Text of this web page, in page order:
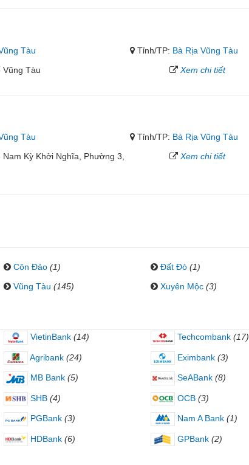
Tàu Tỉnh/TP: Bà Rịa Vũng Tàu
Tàu
Xem chi tiết
Tàu Tỉnh/TP: Bà Rịa Vũng Tàu
Kỳ Khởi Nghĩa, Phường 3,
Xem chi tiết
Côn Đảo (1) Đất Đỏ (1)
Vũng Tàu (145) Xuyên Mộc (3)
VietinBank (14) Techcombank (17)
Agribank (24) Eximbank (3)
MB Bank (5) SeABank (8)
SHB (4) OCB (3)
PGBank (3) Nam A Bank (1)
HDBank (6) GPBank (2)